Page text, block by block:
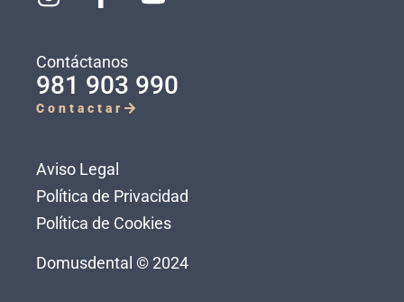
Contáctanos
981 903 990
Contactar
Aviso Legal
Política de Privacidad
Política de Cookies
Domusdental © 2024